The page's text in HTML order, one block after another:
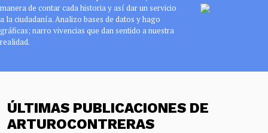
manera de contar cada historia y así dar un servicio
a la ciudadanía. Analizo bases de datos y hago
gráficas; narro vivencias que dan sentido a nuestra
realidad.
ÚLTIMAS PUBLICACIONES DE
ARTUROCONTRERAS